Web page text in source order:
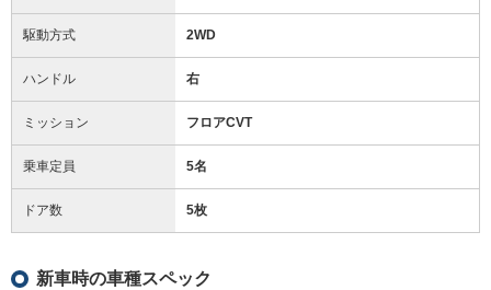
駆動方式 2WD
ハンドル 右
ミッション フロアCVT
乗車定員 5名
ドア数 5枚
新車時の車種スペック